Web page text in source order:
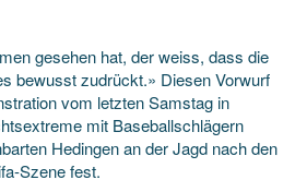
gesehen hat, der weiss, dass die
bewusst zudrückt.» Diesen Vorwurf
vom letzten Samstag in
mit Baseballschlägern
Hedingen an der Jagd nach den
Szene fest.